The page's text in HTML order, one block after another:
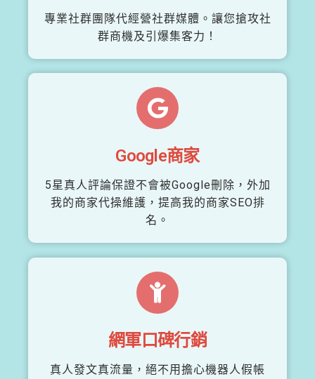
專業社群團隊代經營社群媒體。讓您搶攻社
群商機及引爆集客力！
Google商家
5星真人評論保證不會被Google刪除，外加
我的商家代操維護，提高我的商家SEO排
名。
網軍口碑行銷
真人發文真流量，絕不用擔心機器人假帳